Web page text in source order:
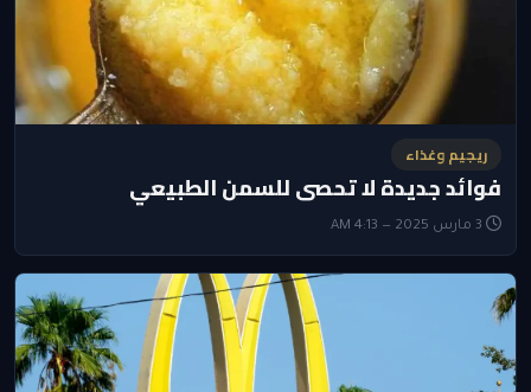
ريجيم وغذاء
فوائد جديدة لا تحصى للسمن الطبيعي